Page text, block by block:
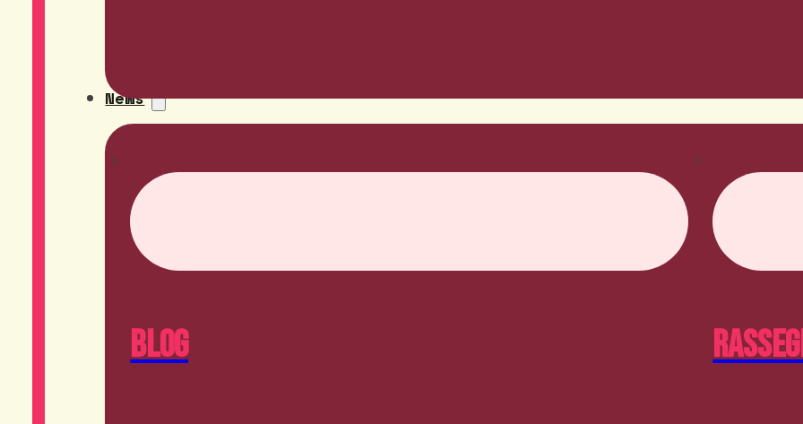
News
Blog